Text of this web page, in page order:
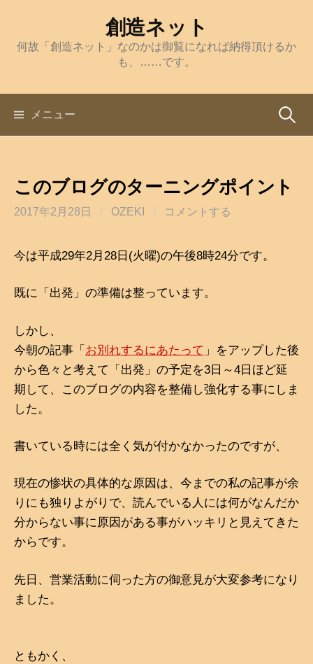
創造ネット
何故「創造ネット」なのかは御覧になれば納得頂けるか
も、……です。
メニュー 検
このブログのターニングポイント
2017年2月28日 / OZEKI / コメントする
今は平成29年2月28日(火曜)の午後8時24分です。
既に「出発」の準備は整っています。
しかし、
今朝の記事「 お別れするにあたって 」をアップした後
から色々と考えて「出発」の予定を3日～4日ほど延
期して、このブログの内容を整備し強化する事にしま
した。
書いている時には全く気が付かなかったのですが、
現在の惨状の具体的な原因は、今までの私の記事が余
りにも独りよがりで、読んでいる人には何がなんだか
分からない事に原因がある事がハッキリと見えてきた
からです。
先日、営業活動に伺った方の御意見が大変参考になり
ました。
ともかく、